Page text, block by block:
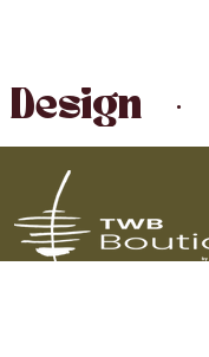
Design